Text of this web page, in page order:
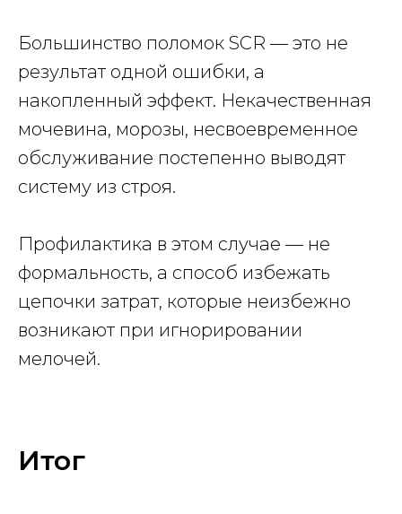
Большинство поломок SCR — это не
результат одной ошибки, а
накопленный эффект. Некачественная
мочевина, морозы, несвоевременное
обслуживание постепенно выводят
систему из строя.
Профилактика в этом случае — не
формальность, а способ избежать
цепочки затрат, которые неизбежно
возникают при игнорировании
мелочей.
Итог